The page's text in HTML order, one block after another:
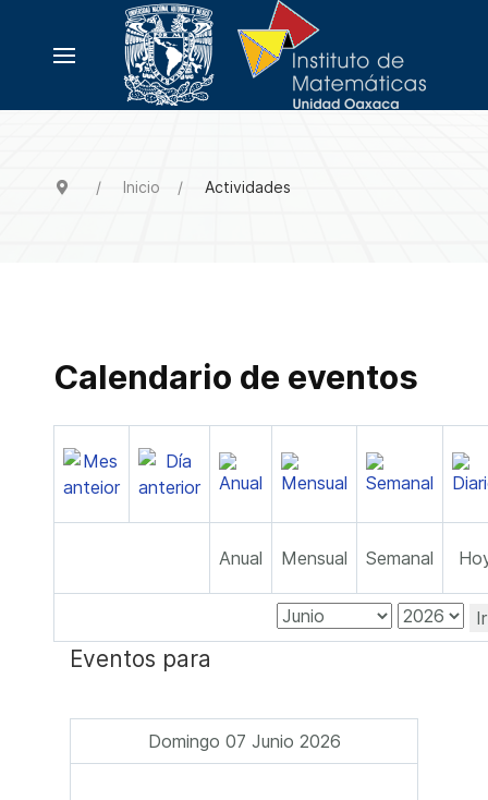
Inicio Actividades
Calendario de eventos
Anual Mensual Semanal
Eventos para
Domingo 07 Junio 2026